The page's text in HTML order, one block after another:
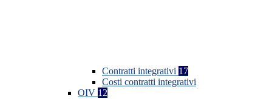
Contratti integrativi 17
Costi contratti integrativi
OIV 12